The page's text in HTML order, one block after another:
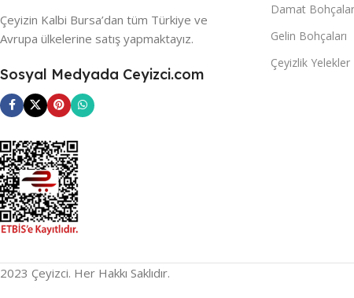
Çeyizin Kalbi Bursa’dan tüm Türkiye ve
Avrupa ülkelerine satış yapmaktayız.
Sosyal Medyada Ceyizci.com
Damat
Gelin Bohçaları
Çeyizlik Yelekler
2023 Çeyizci. Her Hakkı Saklıdır.